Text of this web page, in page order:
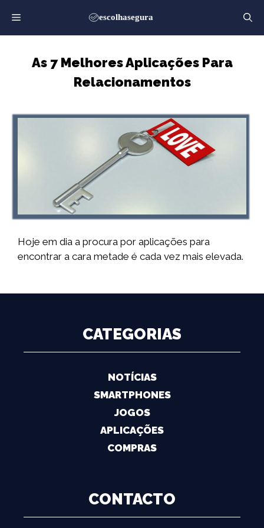
para
o
As 7 Melhores Aplicações Para
Relacionamentos
Hoje em dia a procura por aplicações para
encontrar a cara metade é cada vez mais elevada.
CATEGORIAS
NOTÍCIAS
SMARTPHONES
JOGOS
APLICAÇÕES
COMPRAS
CONTACTO